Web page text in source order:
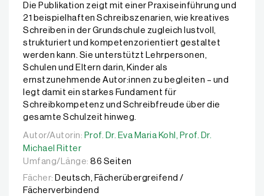
Die Publikation zeigt mit einer Praxiseinführung und
21 beispielhaften Schreibszenarien, wie kreatives
Schreiben in der Grundschule zugleich lustvoll,
strukturiert und kompetenzorientiert gestaltet
werden kann. Sie unterstützt Lehrpersonen,
Schulen und Eltern darin, Kinder als
ernstzunehmende Autor:innen zu begleiten – und
legt damit ein starkes Fundament für
Schreibkompetenz und Schreibfreude über die
gesamte Schulzeit hinweg.
Autor/Autorin: Prof. Dr. Eva Maria Kohl, Prof. Dr. Michael
Autor/Autorin: Prof. Dr. Eva Maria Kohl,
Prof. Dr.
Michael Ritter
Umfang/Länge: 86 Seiten
Fächer: Deutsch, Fächerübergreifend /
Fächerverbindend